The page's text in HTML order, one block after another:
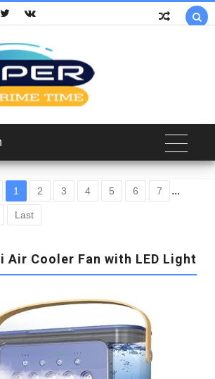

1 2 3 4 5 6 7 ...
Last
Air Cooler Fan with LED Light